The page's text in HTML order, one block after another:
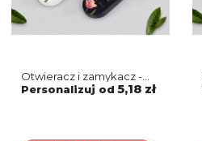
Otwieracz i zamykacz -
Dream Motyw 6
Personalizuj od 5,18 zł